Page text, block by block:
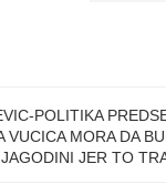
POLITIKA
VUCICA MORA DA
JER TO